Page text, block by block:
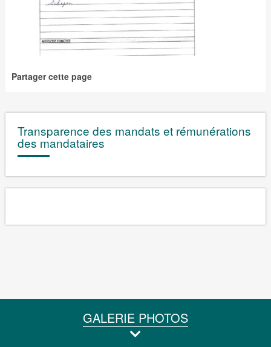
Partager cette page
Transparence des mandats et rémunérations
des mandataires
GALERIE PHOTOS